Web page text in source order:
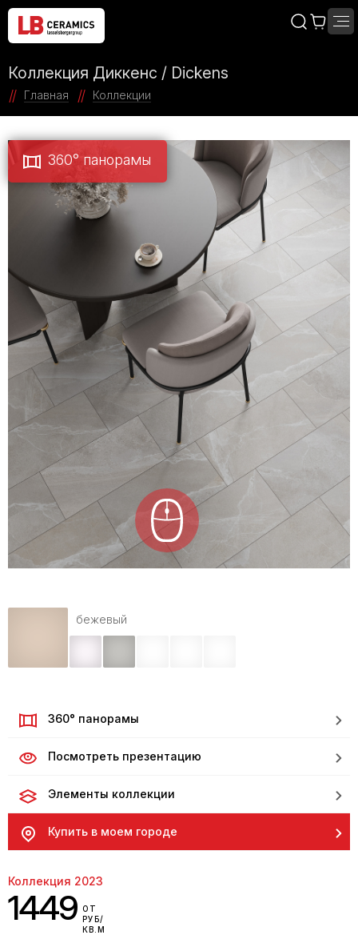
Коллекция Диккенс / Dickens
Главная Коллекции
360° панорамы
бежевый
360° панорамы
Посмотреть презентацию
Элементы коллекции
Купить в моем городе
Коллекция 2023
1449 ОТ
РУБ/
КВ.М